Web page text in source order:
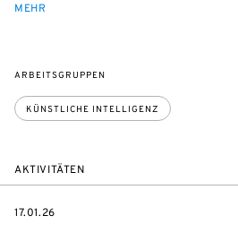
MEHR
ARBEITSGRUPPEN
KÜNSTLICHE INTELLIGENZ
AKTIVITÄTEN
EVENTBEGINSON
17.01.26